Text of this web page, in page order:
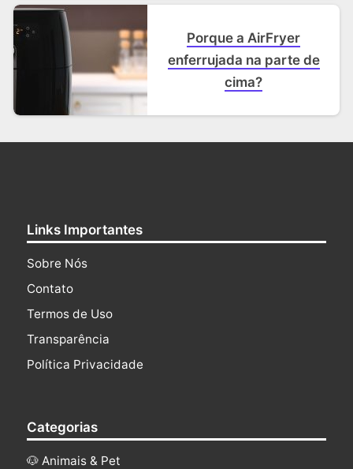
Porque a AirFryer
enferrujada na parte de
cima?
Links Importantes
Sobre Nós
Contato
Termos de Uso
Transparência
Política Privacidade
Categorias
🐶 Animais & Pet